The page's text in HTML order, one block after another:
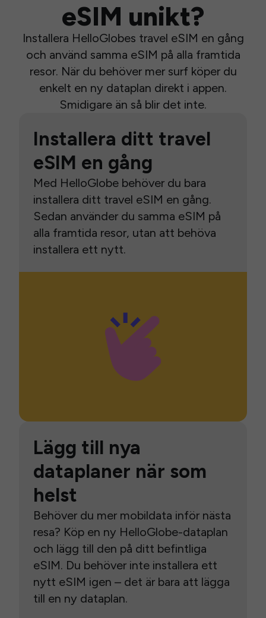
eSIM unikt?
Installera HelloGlobes travel eSIM en gång
och använd samma eSIM på alla framtida
resor. När du behöver mer surf köper du
enkelt en ny dataplan direkt i appen.
Smidigare än så blir det inte.
Installera ditt travel
eSIM en gång
Med HelloGlobe behöver du bara
installera ditt travel eSIM en gång.
Sedan använder du samma eSIM på
alla framtida resor, utan att behöva
installera ett nytt.
Lägg till nya
dataplaner när som
helst
Behöver du mer mobildata inför nästa
resa? Köp en ny HelloGlobe-dataplan
och lägg till den på ditt befintliga
eSIM. Du behöver inte installera ett
nytt eSIM igen – det är bara att lägga
till en ny dataplan.